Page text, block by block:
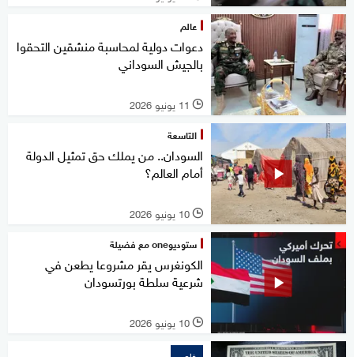
عالم
دعوات دولية لمحاسبة منشقين التحقوا
بالجيش السوداني
l 11 يونيو 2026
التاسعة
السودان.. من يملك حق تمثيل الدولة
أمام العالم؟
l 10 يونيو 2026
ستوديوone مع فضيلة
الكونغرس يقر مشروعا يطعن في
شرعية سلطة بورتسودان
l 10 يونيو 2026